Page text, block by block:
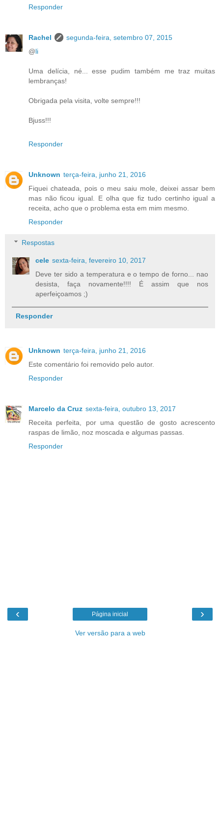
Responder
Rachel
segunda-feira, setembro 07, 2015
@li
Uma delícia, né... esse pudim também me traz muitas
lembranças!
Obrigada pela visita, volte sempre!!!
Bjuss!!!
Responder
Unknown terça-feira, junho 21, 2016
Fiquei chateada, pois o meu saiu mole, deixei assar bem
mas não ficou igual. E olha que fiz tudo certinho igual a
receita, acho que o problema esta em mim mesmo.
Responder
Respostas
cele sexta-feira, fevereiro 10, 2017
Deve ter sido a temperatura e o tempo de forno... nao
desista, faça novamente!!!! É assim que nos
aperfeiçoamos ;)
Responder
Unknown terça-feira, junho 21, 2016
Este comentário foi removido pelo autor.
Responder
Marcelo da Cruz sexta-feira, outubro 13, 2017
Receita perfeita, por uma questão de gosto acrescento
raspas de limão, noz moscada e algumas passas.
Responder
‹ ›
Página inicial
Ver versão para a web